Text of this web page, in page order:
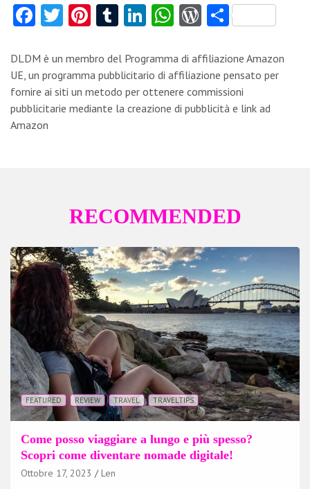
Fa
b
o
o
k
T
itt
er
Pi
er
es
t
T
m
bl
r
Li
e
dI
n
W
ts
A
p
W
d
Pr
es
C
n
di
vi
DLDM è un membro del Programma di affiliazione Amazon
UE, un programma pubblicitario di affiliazione pensato per
fornire ai siti un metodo per ottenere commissioni
pubblicitarie mediante la creazione di pubblicità e link ad
Amazon
RECOMMENDED
FEATURED REVIEW TRAVEL TRAVELTIPS
Come posso viaggiare a lungo e più spesso?
Scopri come diventare nomade digitale!
Ottobre 17, 2023 Len